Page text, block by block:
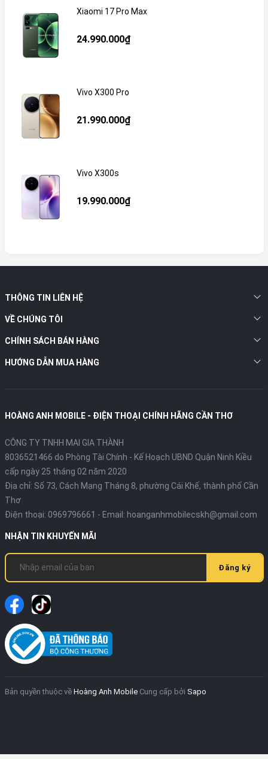
Xiaomi 17 Pro Max
24.990.000₫
Vivo X300 Pro
21.990.000₫
Vivo X300s
19.990.000₫
THÔNG TIN LIÊN HỆ
VỀ CHÚNG TÔI
CHÍNH SÁCH BÁN HÀNG
HƯỚNG DẪN MUA HÀNG
HOÀNG ANH MOBILE - ĐIỆN THOẠI CHÍNH HÃNG CẦN THƠ
CÔNG TY TNHH MAI GIA THÀNH
8036521466 do Phòng Tài Chính - Kế Hoạch UBND Quận Ninh Kiều
cấp ngày 25 tháng 02 năm 2020
Địa chỉ: Số 73, Cách Mạng Tháng 8, phường Cái Khế, thành phố Cần
Thơ
Điện thoại: 0969796661 - Email: hoanganhmobilecskh@gmail.com
NHẬN TIN KHUYẾN MÃI
Đăng ký
Bản quyền thuộc về Hoàng Anh Mobile Cung cấp bởi Sapo